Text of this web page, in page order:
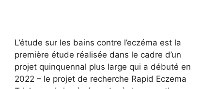
L’étude sur les bains contre l’eczéma est la
première étude réalisée dans le cadre d’un
projet quinquennal plus large qui a débuté en
2022 – le projet de recherche Rapid Eczema